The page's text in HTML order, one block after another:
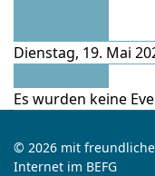
Dienstag, 19. Mai
Es wurden keine
© 2026 mit
Internet im BEFG